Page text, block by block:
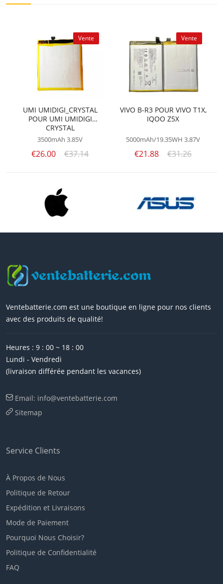
Vente
UMI UMIDIGI_CRYSTAL
POUR UMI UMIDIGI
CRYSTAL
3500mAh 3.85V
€26.00 €37.14
Vente
VIVO B-R3 POUR VIVO T1X,
IQOO Z5X
5000mAh/19.35WH 3.87V
€21.88 €31.26
Ventebatterie.com est une boutique en ligne pour nos clients
avec des produits de qualité!
Heures : 9 : 00 ~ 18 : 00
Lundi - Vendredi
(livraison différée pendant les vacances)
Email: info@ventebatterie.com
Sitemap
Service Clients
À Propos de Nous
Politique de Retour
Expédition et Livraisons
Mode de Paiement
Pourquoi Nous Choisir?
Politique de Confidentialité
FAQ